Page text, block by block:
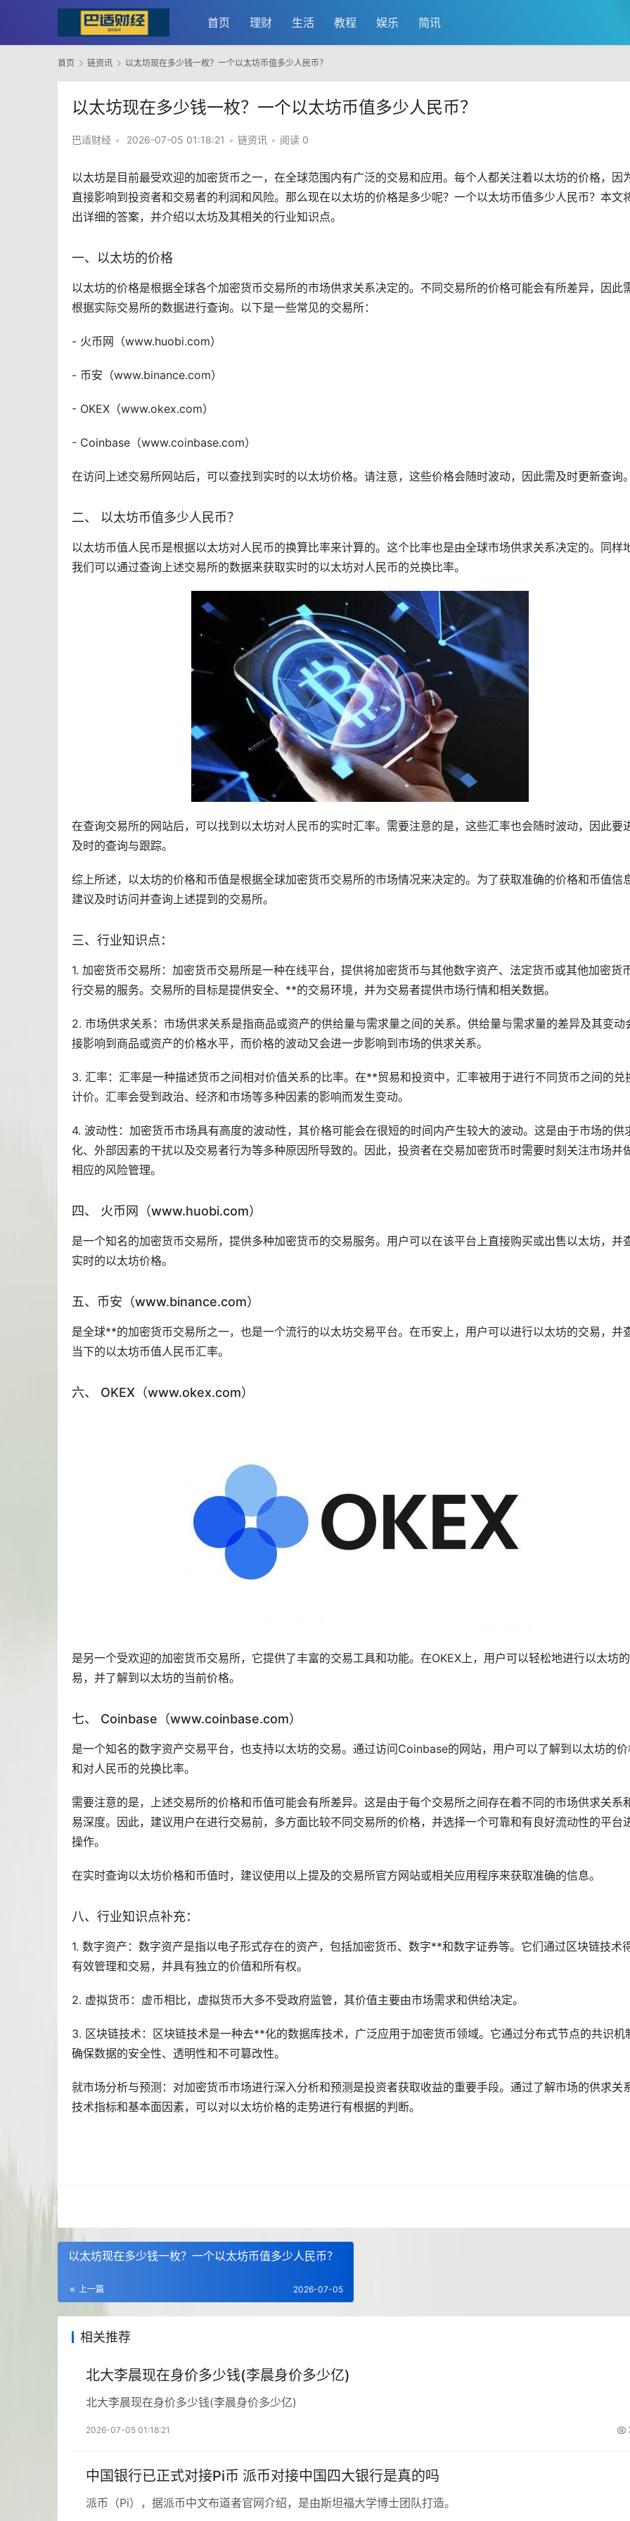
首页 理财 生活 教程 娱乐 简讯
首页 链资讯 以太坊现在多少钱一枚？一个以太坊币值多少人民币？
以太坊现在多少钱一枚？一个以太坊币值多少人民币？
巴适财经 • 2026-07-05 01:18:21 • 链资讯 • 阅读 0
以太坊是目前最受欢迎的加密货币之一，在全球范围内有广泛的交易和应用。每个人都关注着以太坊的价格，因
直接影响到投资者和交易者的利润和风险。那么现在以太坊的价格是多少呢？一个以太坊币值多少人民币？本文
出详细的答案，并介绍以太坊及其相关的行业知识点。
一、以太坊的价格
以太坊的价格是根据全球各个加密货币交易所的市场供求关系决定的。不同交易所的价格可能会有所差异，因此
根据实际交易所的数据进行查询。以下是一些常见的交易所：
- 火币网（www.huobi.com）
- 币安 （www.binance.com）
- OKEX（www.okex.com）
- Coinbase（www.coinbase.com）
在访问上述交易所网站后，可以查找到实时的以太坊价格。请注意，这些价格会随时波动，因此需及时更新查询
二、 以太坊币值多少人民币？
以太坊币值人民币是根据以太坊对人民币的换算比率来计算的。这个比率也是由全球市场供求关系决定的。同样
我们可以通过查询上述交易所的数据来获取实时的以太坊对人民币的兑换比率。
在查询交易所的网站后，可以找到以太坊对人民币的实时汇率。需要注意的是，这些汇率也会随时波动，因此要
及时的查询与跟踪。
综上所述，以太坊的价格和币值是根据全球加密货币交易所的市场情况来决定的。为了获取准确的价格和币值信
建议及时访问并查询上述提到的交易所。
三、行业知识点：
1. 加密货币交易所：加密货币交易所是一种在线平台，提供将加密货币与其他数字资产、法定货币或其他加密货
行交易的服务。交易所的目标是提供安全、**的交易环境，并为交易者提供市场行情和相关数据。
2. 市场供求关系：市场供求关系是指商品或资产的供给量与需求量之间的关系。供给量与需求量的差异及其变动
接影响到商品或资产的价格水平，而价格的波动又会进一步影响到市场的供求关系。
3. 汇率：汇率是一种描述货币之间相对价值关系的比率。在**贸易和投资中，汇率被用于进行不同货币之间的兑
计价。汇率会受到政治、经济和市场等多种因素的影响而发生变动。
4. 波动性：加密货币市场具有高度的波动性，其价格可能会在很短的时间内产生较大的波动。这是由于市场的供
化、外部因素的干扰以及交易者行为等多种原因所导致的。因此，投资者在交易加密货币时需要时刻关注市场并
相应的风险管理。
四、 火币网（www.huobi.com）
是一个知名的加密货币交易所，提供多种加密货币的交易服务。用户可以在该平台上直接购买或出售以太坊，并
实时的以太坊价格。
五、币安（www.binance.com）
是全球**的加密货币交易所之一，也是一个流行的以太坊交易平台。在币安上，用户可以进行以太坊的交易，并
当下的以太坊币值人民币汇率。
六、 OKEX（www.okex.com）
是另一个受欢迎的加密货币交易所，它提供了丰富的交易工具和功能。在OKEX上，用户可以轻松地进行以太坊
易，并了解到以太坊的当前价格。
七、 Coinbase（www.coinbase.com）
是一个知名的数字资产交易平台，也支持以太坊的交易。通过访问Coinbase的网站，用户可以了解到以太坊的
和对人民币的兑换比率。
需要注意的是，上述交易所的价格和币值可能会有所差异。这是由于每个交易所之间存在着不同的市场供求关系
易深度。因此，建议用户在进行交易前，多方面比较不同交易所的价格，并选择一个可靠和有良好流动性的平台
操作。
在实时查询以太坊价格和币值时，建议使用以上提及的交易所官方网站或相关应用程序来获取准确的信息。
八、行业知识点补充：
1. 数字资产：数字资产是指以电子形式存在的资产，包括加密货币、数字**和数字证券等。它们通过区块链技术
有效管理和交易，并具有独立的价值和所有权。
2. 虚拟货币 ：虚币相比，虚拟货币大多不受政府监管，其价值主要由市场需求和供给决定。
3. 区块链技术：区块链技术是一种去**化的数据库技术，广泛应用于加密货币领域。它通过分布式节点的共识机
确保数据的安全性、透明性和不可篡改性。
就市场分析与预测：对加密货币市场进行深入分析和预测是投资者获取收益的重要手段。通过了解市场的供求关
技术指标和基本面因素，可以对以太坊价格的走势进行有根据的判断。
以太坊现在多少钱一枚？一个以太坊币值多少人民币？
上一篇 2026-07-05
相关推荐
北大李晨现在身价多少钱(李晨身价多少亿)
北大李晨现在身价多少钱(李晨身价多少亿)
2026-07-05 01:18:21
中国银行已正式对接Pi币 派币对接中国四大银行是真的吗
派币（Pi），据派币中文布道者官网介绍，是由斯坦福大学博士团队打造。